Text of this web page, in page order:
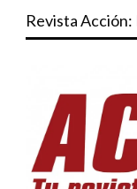
Revista Acción: